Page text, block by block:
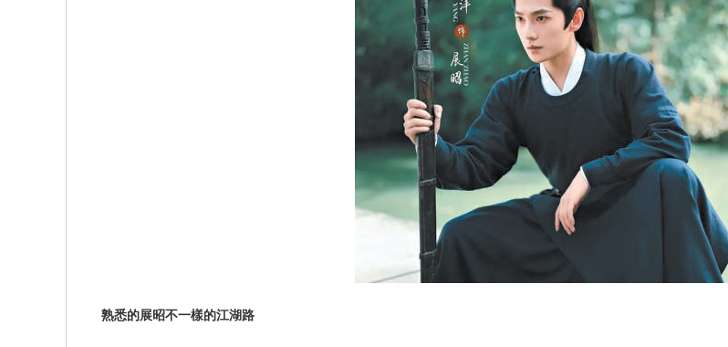
熟悉的展昭不一樣的江湖路